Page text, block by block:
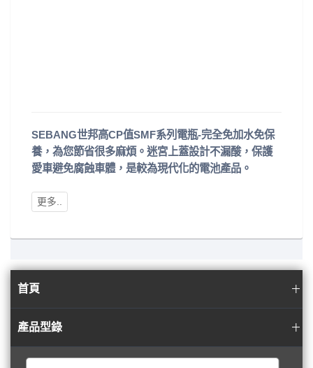
SEBANG世邦高CP值SMF系列電瓶-完全免加水免保
養，為您節省很多麻煩。迷宮上蓋設計不漏酸，保護
愛車避免腐蝕車體，是較為現代化的電池產品。
首頁
產品型錄